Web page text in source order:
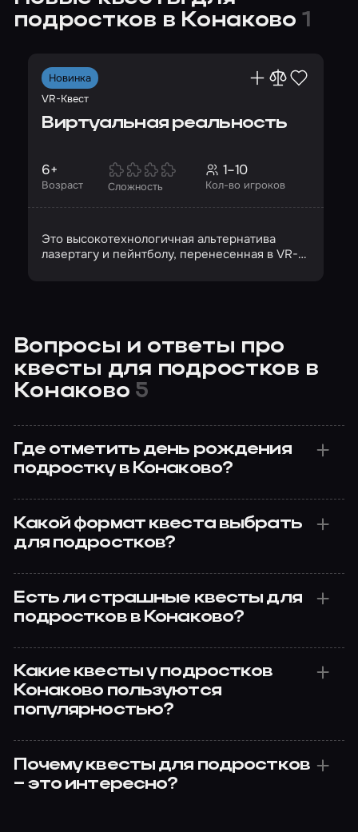
подростков в Конаково 1
Новинка
VR-Квест
Виртуальная реальность
Возраст
6+
Сложность Кол-во игроков
1–10
Это высокотехнологичная альтернатива
лазертагу и пейнтболу, перенесенная в VR-
Вопросы и ответы про
квесты для подростков в
Конаково 5
Где отметить день рождения
подростку в Конаково?
Какой формат квеста выбрать
для подростков?
Есть ли страшные квесты для
подростков в Конаково?
Какие квесты у подростков
Конаково пользуются
популярностью?
Почему квесты для подростков
– это интересно?